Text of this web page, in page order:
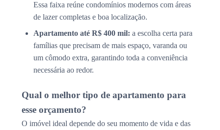
Essa faixa reúne condomínios modernos com áreas
de lazer completas e boa localização.
Apartamento até R$ 400 mil: a escolha certa para
famílias que precisam de mais espaço, varanda ou
um cômodo extra, garantindo toda a conveniência
necessária ao redor.
Qual o melhor tipo de apartamento para
esse orçamento?
O imóvel ideal depende do seu momento de vida e das